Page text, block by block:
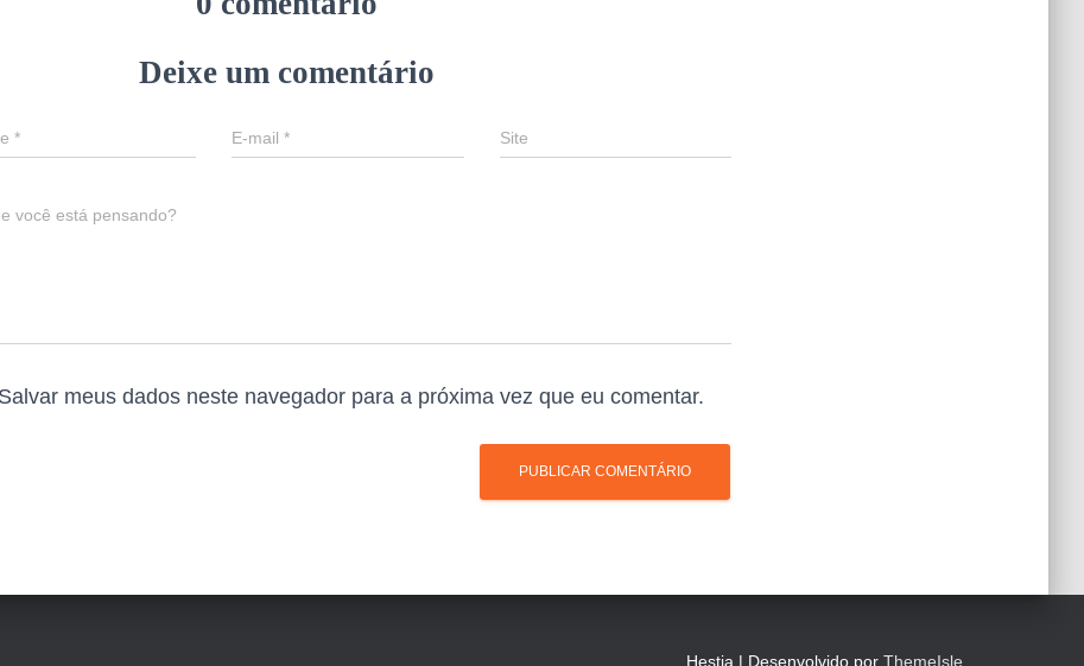
Deixe um comentário
* E-mail* Site
você está pensando?
Salvar meus dados neste navegador para a próxima vez que eu comentar.
Hestia | Desenvolvido por ThemeIsle